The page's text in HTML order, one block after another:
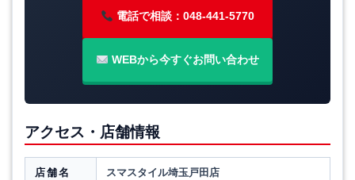
電話で相談：048-441-5770
WEBから今すぐお問い合わせ
アクセス・店舗情報
店舗名 スマスタイル埼玉戸田店